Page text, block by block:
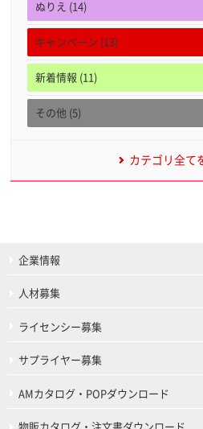
ぬりえ (14)
キャンペーン (13)
新着情報 (11)
その他 (5)
カテゴリ全て
企業情報
人材募集
ライセンシー募集
サプライヤー募集
AMカタログ・POPダウンロード